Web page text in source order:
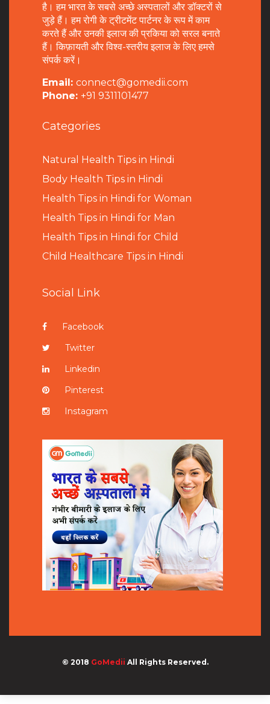
है। हम भारत के सबसे अच्छे अस्पतालों और डॉक्टरों से
जुड़े हैं। हम रोगी के ट्रीटमेंट पार्टनर के रूप में काम
करते हैं और उनकी इलाज की प्रकिया को सरल बनाते
हैं। किफ़ायती और विश्व-स्तरीय इलाज के लिए हमसे
संपर्क करें।
Email: connect@gomedii.com
Phone: +91 9311101477
Categories
Natural Health Tips in Hindi
Body Health Tips in Hindi
Health Tips in Hindi for Woman
Health Tips in Hindi for Man
Health Tips in Hindi for Child
Child Healthcare Tips in Hindi
Social Link
Facebook
Twitter
Linkedin
Pinterest
Instagram
© 2018 GoMedii All Rights Reserved.